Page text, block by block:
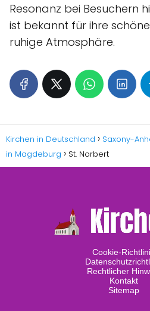
Resonanz bei Besuchern
ist bekannt für ihre
ruhige Atmosphäre.
Kirchen in Deutschland Saxony-
in Magdeburg
St. Norbert
Cookie-
Rechtlicher
Kontakt
Sitemap